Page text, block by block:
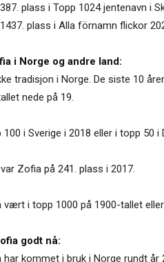
plass i Topp 1024 jentenavn i
plass i Alla förnamn flickor
i Norge og andre land:
tradisjon i Norge. De siste 10
nede på 19.
i Sverige i 2018 eller i topp 50
Zofia på 241. plass i 2017.
vært i topp 1000 på 1900-tallet
godt nå:
kommet i bruk i Norge rundt år